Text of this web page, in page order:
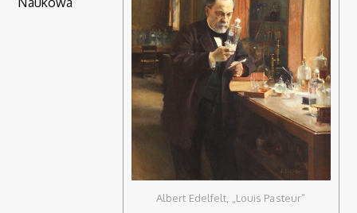
Albert Edelfelt, „Louis Pasteur”